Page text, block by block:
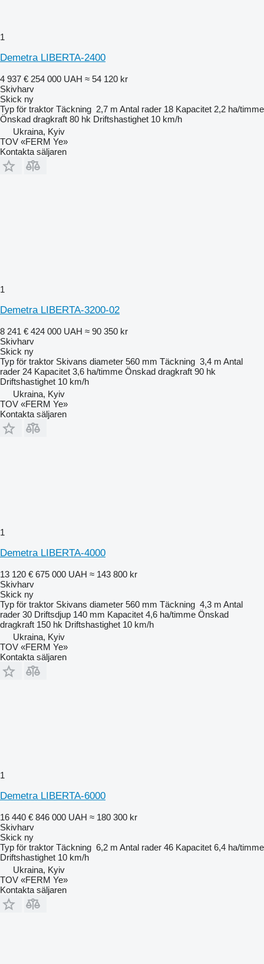
1
Demetra LIBERTA-2400
4 937 € 254 000 UAH ≈ 54 120 kr
Skivharv
Skick ny
Typ för traktor Täckning 2,7 m Antal rader 18 Kapacitet 2,2 ha/timme
Önskad dragkraft 80 hk Driftshastighet 10 km/h
Ukraina, Kyiv
TOV «FERM Ye»
Kontakta säljaren
1
Demetra LIBERTA-3200-02
8 241 € 424 000 UAH ≈ 90 350 kr
Skivharv
Skick ny
Typ för traktor Skivans diameter 560 mm Täckning 3,4 m Antal
rader 24 Kapacitet 3,6 ha/timme Önskad dragkraft 90 hk
Driftshastighet 10 km/h
Ukraina, Kyiv
TOV «FERM Ye»
Kontakta säljaren
1
Demetra LIBERTA-4000
13 120 € 675 000 UAH ≈ 143 800 kr
Skivharv
Skick ny
Typ för traktor Skivans diameter 560 mm Täckning 4,3 m Antal
rader 30 Driftsdjup 140 mm Kapacitet 4,6 ha/timme Önskad
dragkraft 150 hk Driftshastighet 10 km/h
Ukraina, Kyiv
TOV «FERM Ye»
Kontakta säljaren
1
Demetra LIBERTA-6000
16 440 € 846 000 UAH ≈ 180 300 kr
Skivharv
Skick ny
Typ för traktor Täckning 6,2 m Antal rader 46 Kapacitet 6,4 ha/timme
Driftshastighet 10 km/h
Ukraina, Kyiv
TOV «FERM Ye»
Kontakta säljaren